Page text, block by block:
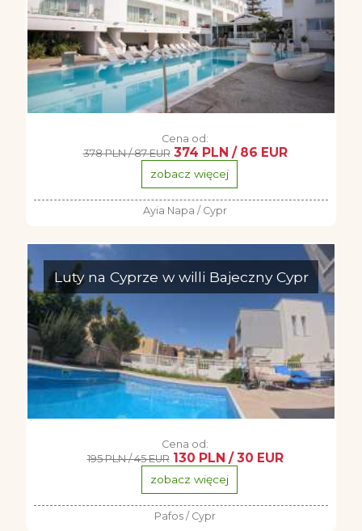
Cena od:
378 PLN / 87 EUR 374 PLN / 86 EUR
zobacz więcej
Ayia Napa / Cypr
Luty na Cyprze w willi Bajeczny Cypr
Cena od:
195 PLN / 45 EUR 130 PLN / 30 EUR
zobacz więcej
Pafos / Cypr